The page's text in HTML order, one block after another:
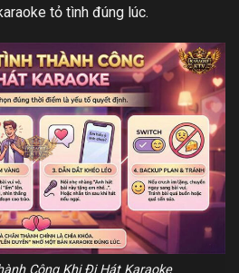
tỏ tình đúng lúc.
Công Khi Đi Hát Karaoke